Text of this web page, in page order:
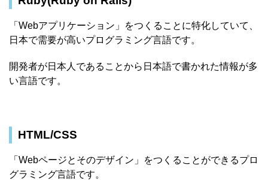
「Webアプリケーション」をつくることに特化していて、
日本で需要が高いプログラミング言語です。
開発者が日本人であることから日本語で書かれた情報が多
い言語です。
HTML/CSS
「Webページとそのデザイン」をつくることができるプロ
グラミング言語です。